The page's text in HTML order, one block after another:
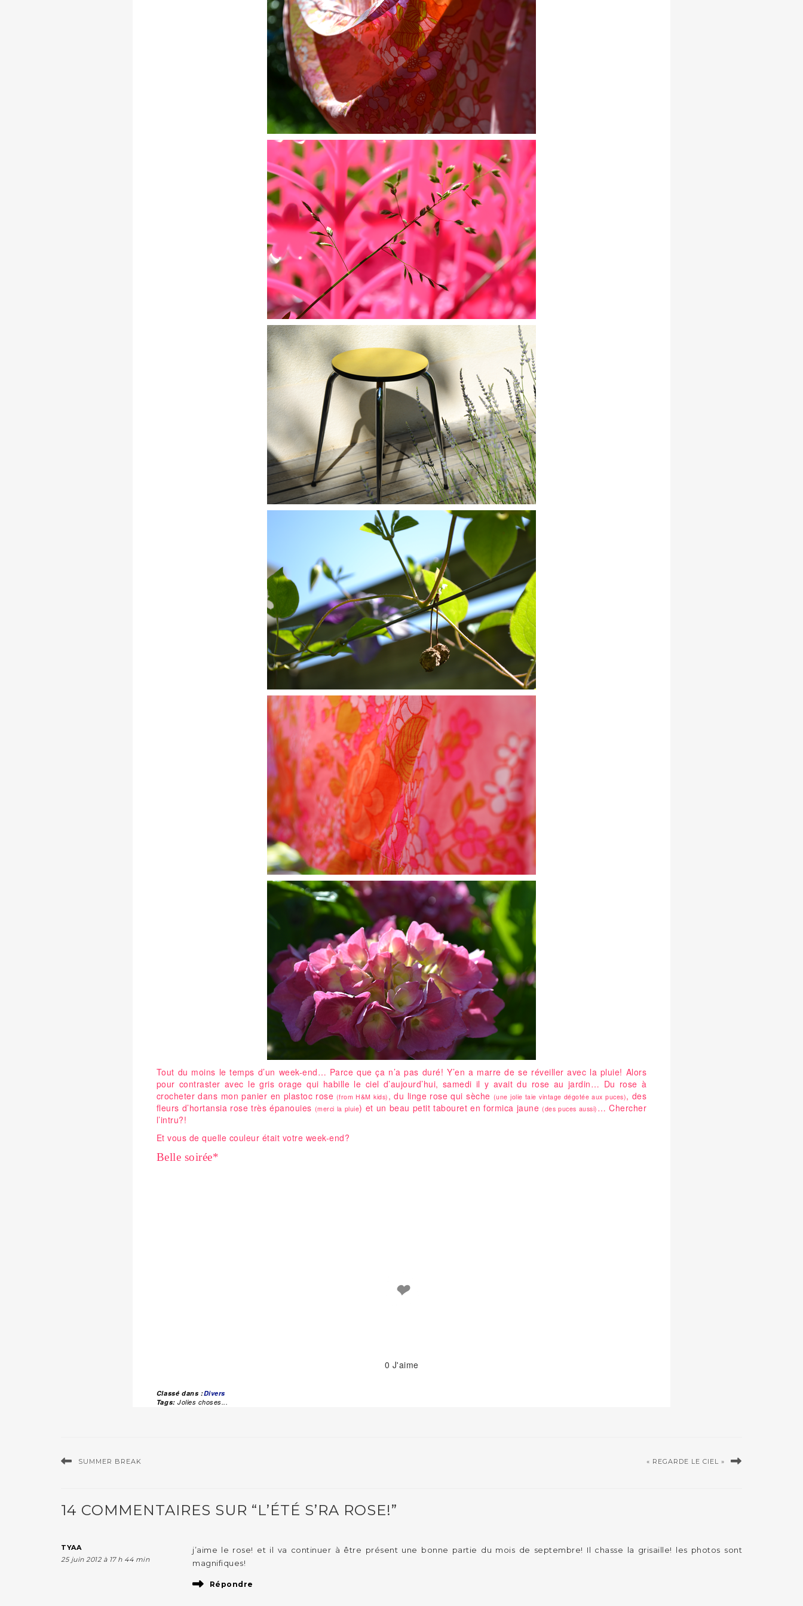
Tout du moins le temps d’un week-end… Parce que ça n’a pas duré! Y’en a marre de se réveiller avec la pluie! Alors
pour contraster avec le gris orage qui habille le ciel d’aujourd’hui, samedi il y avait du rose au jardin… Du rose à
crocheter dans mon panier en plastoc rose (from H&M kids) , du linge rose qui sèche (une jolie taie vintage dégotée aux puces), des
fleurs d’hortansia rose très épanouies (merci la pluie) et un beau petit tabouret en formica jaune(des puces aussi) … Chercher
l’intru?!
Et vous de quelle couleur était votre week-end?
Belle soirée*
❤
0 J'aime
Classé dans :Divers
Tags:Jolies choses...
SUMMER BREAK « REGARDE LE CIEL »
14 COMMENTAIRES SUR “L’ÉTÉ S’RA ROSE!”
TYAA
25 juin 2012 à 17 h 44 min
j’aime le rose! et il va continuer à être présent une bonne partie du mois de septembre! Il chasse la grisaille! les photos sont
magnifiques!
Répondre